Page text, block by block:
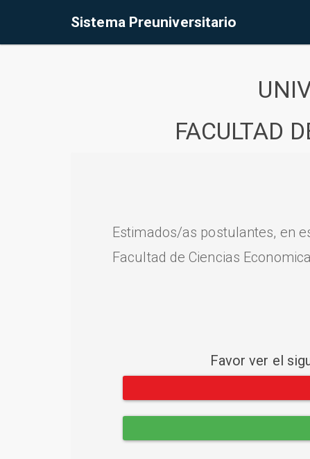
Sistema Preuniversitario
FACULTAD
Estimados/as postulantes, en
Facultad de Ciencias
Favor ver el